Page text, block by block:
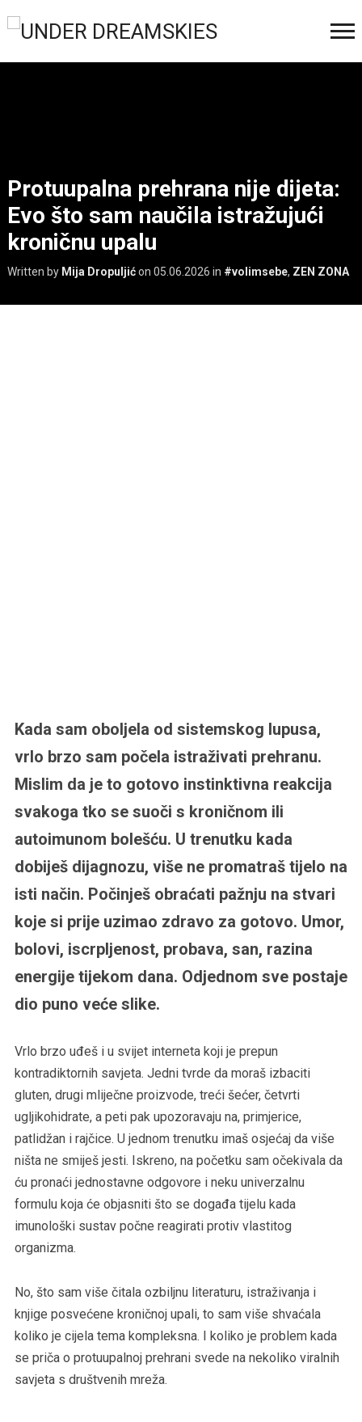
Protuupalna prehrana nije dijeta:
Evo što sam naučila istražujući
kroničnu upalu
Written by Mija Dropuljićon 05.06.2026 in #volimsebe, ZEN ZONA
Kada sam oboljela od sistemskog lupusa,
vrlo brzo sam počela istraživati prehranu.
Mislim da je to gotovo instinktivna reakcija
svakoga tko se suoči s kroničnom ili
autoimunom bolešću. U trenutku kada
dobiješ dijagnozu, više ne promatraš tijelo na
isti način. Počinješ obraćati pažnju na stvari
koje si prije uzimao zdravo za gotovo. Umor,
bolovi, iscrpljenost, probava, san, razina
energije tijekom dana. Odjednom sve postaje
dio puno veće slike.
Vrlo brzo uđeš i u svijet interneta koji je prepun
kontradiktornih savjeta. Jedni tvrde da moraš izbaciti
gluten, drugi mliječne proizvode, treći šećer, četvrti
ugljikohidrate, a peti pak upozoravaju na, primjerice,
patlidžan i rajčice. U jednom trenutku imaš osjećaj da više
ništa ne smiješ jesti. Iskreno, na početku sam očekivala da
ću pronaći jednostavne odgovore i neku univerzalnu
formulu koja će objasniti što se događa tijelu kada
imunološki sustav počne reagirati protiv vlastitog
organizma.
No, što sam više čitala ozbiljnu literaturu, istraživanja i
knjige posvećene kroničnoj upali, to sam više shvaćala
koliko je cijela tema kompleksna. I koliko je problem kada
se priča o protuupalnoj prehrani svede na nekoliko viralnih
savjeta s društvenih mreža.